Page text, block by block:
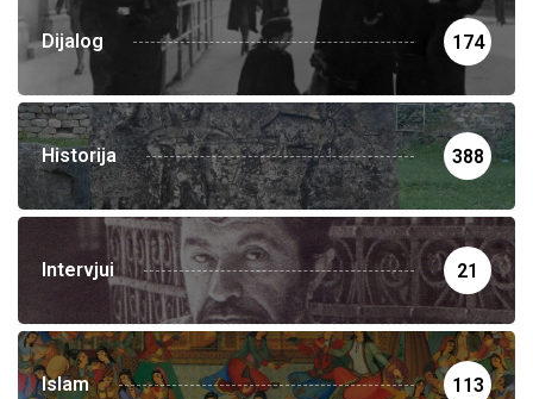
Dijalog 174
Historija 388
Intervjui 21
Islam 113